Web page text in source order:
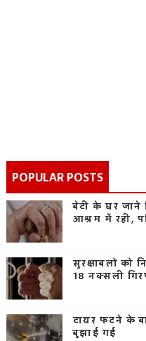
POPULAR POSTS
बेटी के घर जाने
आश्रम में रही,
सुरक्षाबलों को
18 नक्सली
टायर फटने के
बुझाई गई